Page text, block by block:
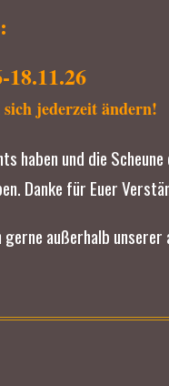
18.11.26
jederzeit ändern!
haben und die
Danke für Euer
außerhalb